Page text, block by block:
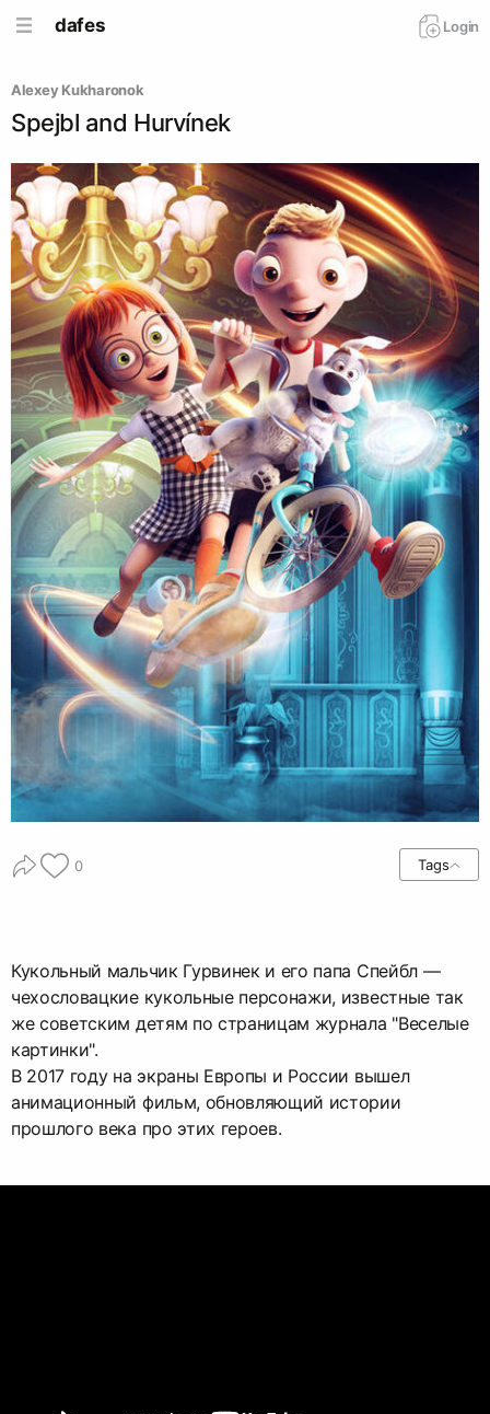
dafes Login
Alexey Kukharonok
Spejbl and Hurvínek
0 Tags
Кукольный мальчик Гурвинек и его папа Спейбл —
чехословацкие кукольные персонажи, известные так
же советским детям по страницам журнала "Веселые
картинки".
В 2017 году на экраны Европы и России вышел
анимационный фильм, обновляющий истории
прошлого века про этих героев.